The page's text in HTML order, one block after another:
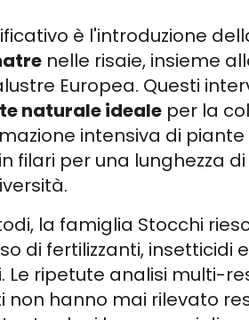
è l'introduzione
nelle risaie, insieme
Europea. Questi
naturale ideale per la
intensiva di
filari per una lunghezza
la famiglia Stocchi
di fertilizzanti, insetticidi
Le ripetute analisi multi-
hanno mai rilevato